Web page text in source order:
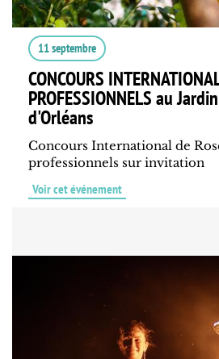
11 septembre
CONCOURS
PROFESSIONNELS au
d'Orléans
Concours International de
professionnels sur invitation
Voir cet événement